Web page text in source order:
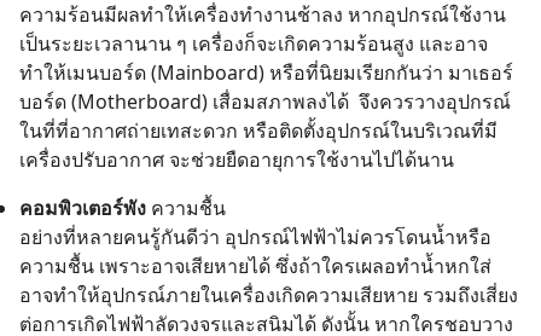
ความร้อนมีผลทำให้เครื่องทำงานช้าลง หากอุปกรณ์ใช้งาน
เป็นระยะเวลานาน ๆ เครื่องก็จะเกิดความร้อนสูง และอาจ
ทำให้เมนบอร์ด (Mainboard) หรือที่นิยมเรียกกันว่า มาเธอร์
บอร์ด (Motherboard) เสื่อมสภาพลงได้ จึงควรวางอุปกรณ์
ในที่ที่อากาศถ่ายเทสะดวก หรือติดตั้งอุปกรณ์ในบริเวณที่มี
เครื่องปรับอากาศ จะช่วยยืดอายุการใช้งานไปได้นาน
คอมพิวเตอร์พัง ความชื้น
อย่างที่หลายคนรู้กันดีว่า อุปกรณ์ไฟฟ้าไม่ควรโดนน้ำหรือ
ความชื้น เพราะอาจเสียหายได้ ซึ่งถ้าใครเผลอทำน้ำหกใส่
อาจทำให้อุปกรณ์ภายในเครื่องเกิดความเสียหาย รวมถึงเสี่ยง
ต่อการเกิดไฟฟ้าลัดวงจรและสนิมได้ ดังนั้น หากใครชอบวาง